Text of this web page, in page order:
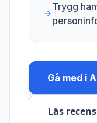
Trygg
Gå med i
Läs